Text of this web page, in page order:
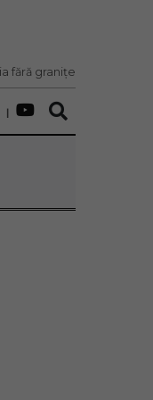
fără granițe